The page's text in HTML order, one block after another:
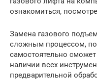
ознакомиться,
Замена газового
сложным процессом,
самостоятельно
наличии всех
предварительной